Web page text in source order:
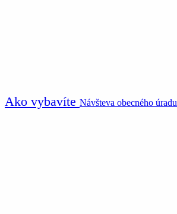
Ako vybavíte Návšteva obecného úradu